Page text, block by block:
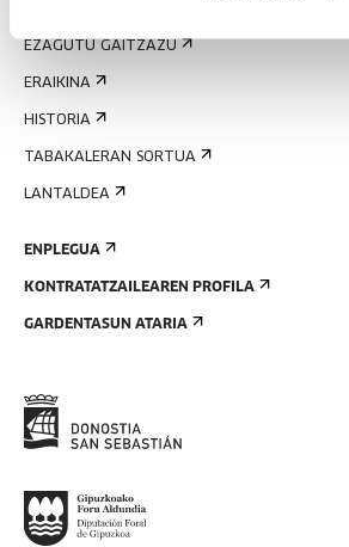
EZAGUTU GAITZAZU
ERAIKINA
HISTORIA
TABAKALERAN SORTUA
LANTALDEA
ENPLEGUA
KONTRATATZAILEAREN PROFILA
GARDENTASUN ATARIA